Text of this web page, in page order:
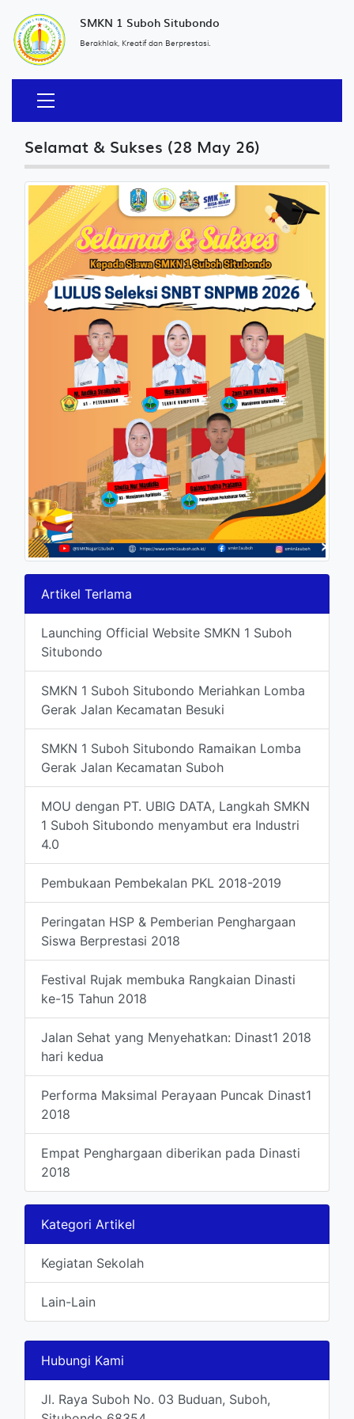
SMKN 1 Suboh Situbondo
Berakhlak, Kreatif dan Berprestasi.
Selamat & Sukses (28 May 26)
Artikel Terlama
Launching Official Website SMKN 1 Suboh
Situbondo
SMKN 1 Suboh Situbondo Meriahkan Lomba
Gerak Jalan Kecamatan Besuki
SMKN 1 Suboh Situbondo Ramaikan Lomba
Gerak Jalan Kecamatan Suboh
MOU dengan PT. UBIG DATA, Langkah SMKN
1 Suboh Situbondo menyambut era Industri
4.0
Pembukaan Pembekalan PKL 2018-2019
Peringatan HSP & Pemberian Penghargaan
Siswa Berprestasi 2018
Festival Rujak membuka Rangkaian Dinasti
ke-15 Tahun 2018
Jalan Sehat yang Menyehatkan: Dinast1 2018
hari kedua
Performa Maksimal Perayaan Puncak Dinast1
2018
Empat Penghargaan diberikan pada Dinasti
2018
Kategori Artikel
Kegiatan Sekolah
Lain-Lain
Hubungi Kami
Jl. Raya Suboh No. 03 Buduan, Suboh,